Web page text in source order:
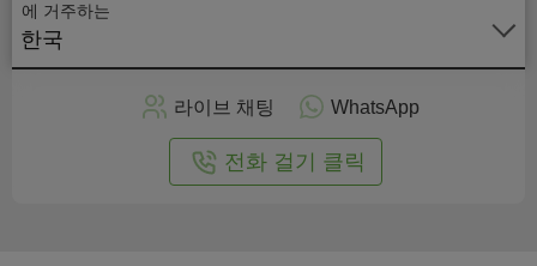
에 거주하는
한국
온
라
인
라이브 채팅 WhatsApp
전화 걸기 클릭